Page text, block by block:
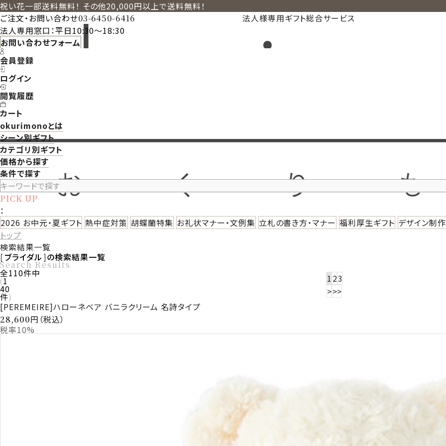
祝い花一部送料無料！ その他20,000円以上で送料無料！
法人様専用ギフト総合サービス
ご注文・お問い合わせ03-6450-6416
法人専用窓口：平日10:30～18:30
お問い合わせフォーム
会員登録
ログイン
閲覧履歴
カート
okurimonoとは
シーン別ギフト
カテゴリ別ギフト
価格から探す
条件で探す
PICK UP
：
2026 お中元・夏ギフト 熱中症対策 胡蝶蘭特集 お礼状マナー・文例集 立札の書き方・マナー 福利厚生ギフト デザイン制
トップ
検索結果一覧
ブライダル の検索結果一覧
Search Results
全110件中
1
40
件
1 23
>>>
[PEREMEIRE]ハローネベア バニラクリーム 名詩タイプ
28,600円（税込）
税率10%